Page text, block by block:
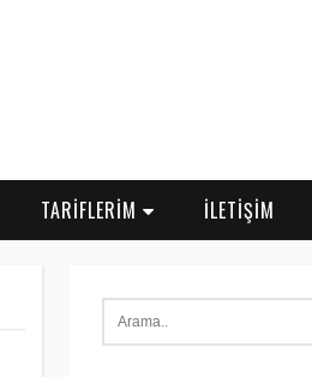
TARİFLERİM İLETİŞİM